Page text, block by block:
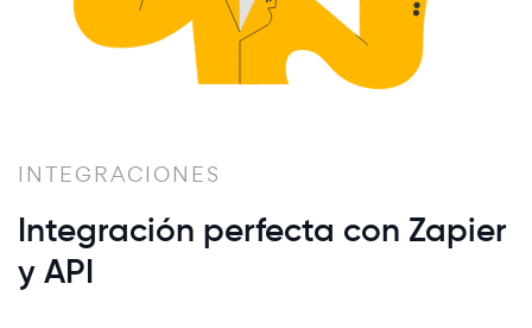
INTEGRACIONES
Integración perfecta con Zapier
y API